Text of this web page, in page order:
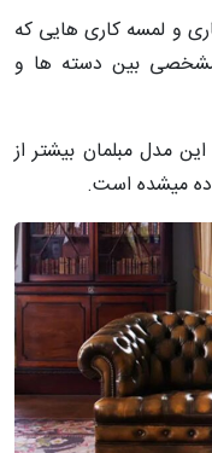
و لمسه کاری هایی که
مشخصی بین دسته ها و
مدل مبلمان بیشتر از
میشده است.